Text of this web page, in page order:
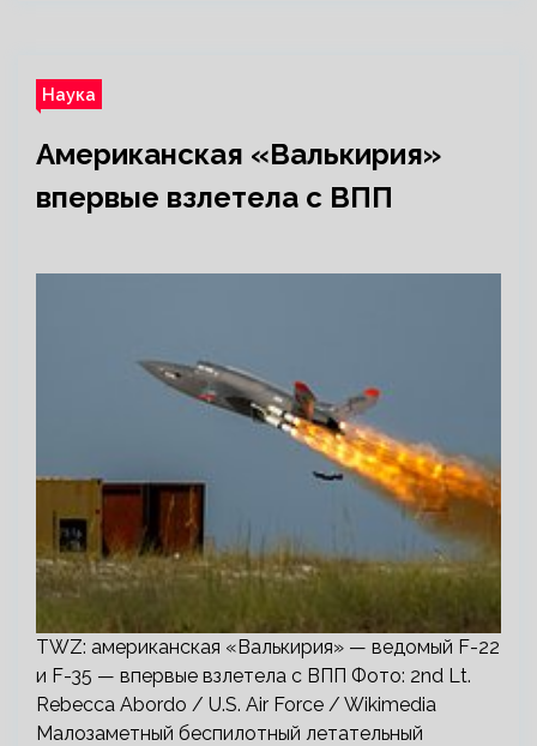
Наука
Американская «Валькирия»
впервые взлетела с ВПП
TWZ: американская «Валькирия» — ведомый F-22
и F-35 — впервые взлетела с ВПП Фото: 2nd Lt.
Rebecca Abordo / U.S. Air Force / Wikimedia
Малозаметный беспилотный летательный